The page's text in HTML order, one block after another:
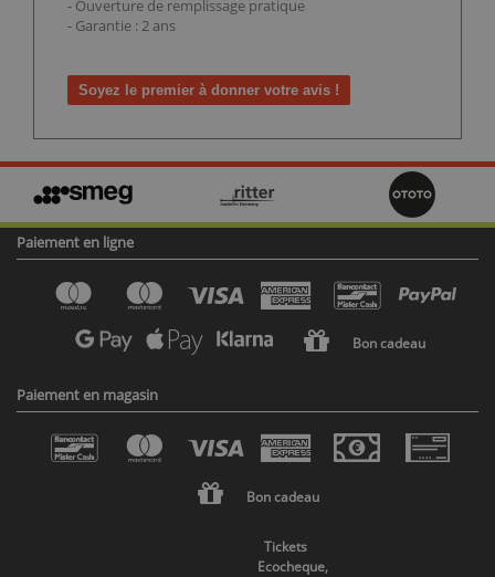
- Ouverture de remplissage pratique
- Garantie : 2 ans
Soyez le premier à donner votre avis !
Paiement en ligne
Bon cadeau
Paiement en magasin
Bon cadeau
Tickets
Ecocheque,